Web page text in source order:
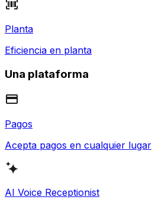
Planta
Eficiencia en planta
Una plataforma
Pagos
Acepta pagos en cualquier lugar
AI Voice Receptionist